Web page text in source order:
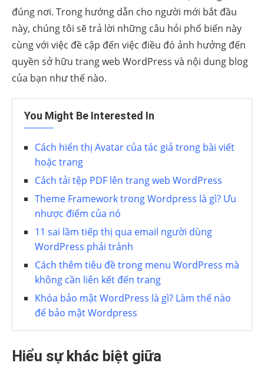
đúng nơi. Trong hướng dẫn cho người mới bắt đầu
này, chúng tôi sẽ trả lời những câu hỏi phổ biến này
cùng với việc đề cập đến việc điều đó ảnh hưởng đến
quyền sở hữu trang web WordPress và nội dung blog
của bạn như thế nào.
You Might Be Interested In
Cách hiển thị Avatar của tác giả trong bài viết
hoặc trang
Cách tải tệp PDF lên trang web WordPress
Theme Framework trong Wordpress là gì? Ưu
nhược điểm của nó
11 sai lầm tiếp thị qua email người dùng
WordPress phải tránh
Cách thêm tiêu đề trong menu WordPress mà
không cần liên kết đến trang
Khóa bảo mật WordPress là gì? Làm thế nào
để bảo mật Wordpress
Hiểu sự khác biệt giữa